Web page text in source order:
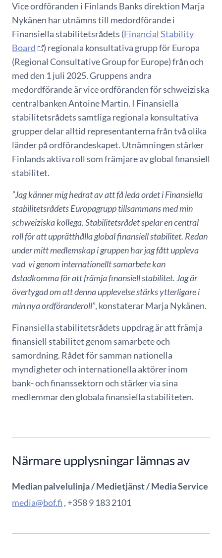
Vice ordföranden i Finlands Banks direktion Marja
Nykänen har utnämns till medordförande i
Finansiella stabilitetsrådets (Financial Stability
Board
) regionala konsultativa grupp för Europa
(Regional Consultative Group for Europe) från och
med den 1 juli 2025. Gruppens andra
medordförande är vice ordföranden för schweiziska
centralbanken Antoine Martin. I Finansiella
stabilitetsrådets samtliga regionala konsultativa
grupper delar alltid representanterna från två olika
länder på ordförandeskapet. Utnämningen stärker
Finlands aktiva roll som främjare av global finansiell
stabilitet.
”Jag känner mig hedrat av att få leda ordet i Finansiella
stabilitetsrådets Europagrupp tillsammans med min
schweiziska kollega. Stabilitetsrådet spelar en central
roll för att upprätthålla global finansiell stabilitet. Redan
under mitt medlemskap i gruppen har jag fått uppleva
vad vi genom internationellt samarbete kan
åstadkomma för att främja finansiell stabilitet. Jag är
övertygad om att denna upplevelse stärks ytterligare i
min nya ordföranderoll”, konstaterar Marja Nykänen.
Finansiella stabilitetsrådets uppdrag är att främja
finansiell stabilitet genom samarbete och
samordning. Rådet för samman nationella
myndigheter och internationella aktörer inom
bank- och finanssektorn och stärker via sina
medlemmar den globala finansiella stabiliteten.
Närmare upplysningar lämnas av
Median palvelulinja / Medietjänst / Media Service
media@bof.fi , +358 9 183 2101